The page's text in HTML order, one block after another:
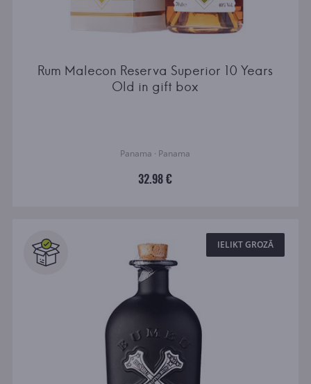
Rum Malecon Reserva Superior 10 Years
Old in gift box
Panama · Panama
32.98 €
IELIKT GROZĀ